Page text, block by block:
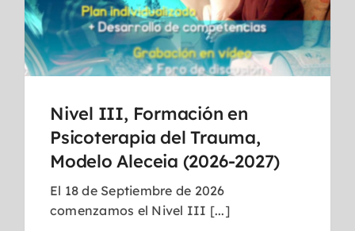
Nivel III, Formación en
Psicoterapia del Trauma,
Modelo Aleceia (2026-2027)
El 18 de Septiembre de 2026
comenzamos el Nivel III [...]